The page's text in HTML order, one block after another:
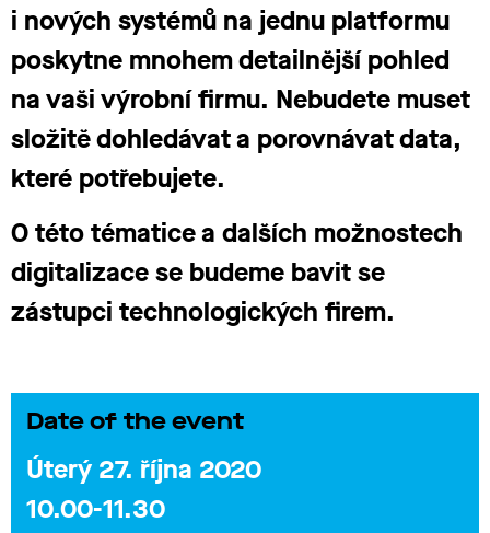
i nových systémů na jednu platformu
poskytne mnohem detailnější pohled
na vaši výrobní firmu. Nebudete muset
složitě dohledávat a porovnávat data,
které potřebujete.
O této tématice a dalších možnostech
digitalizace se budeme bavit se
zástupci technologických firem.
Date of the event
Úterý 27. října 2020
10.00-11.30